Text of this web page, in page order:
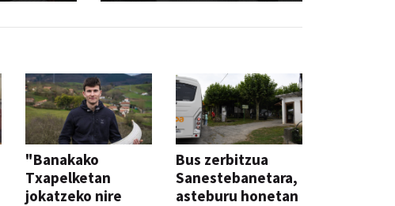
"Banakako
Txapelketan
jokatzeko nire
Bus zerbitzua
Sanestebanetara,
asteburu honetan